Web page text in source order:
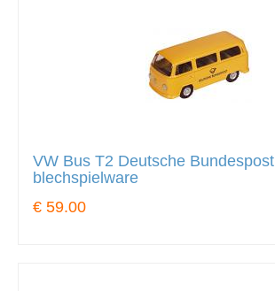
VW Bus T2 Deutsche Bundespost
blechspielware
€ 59.00